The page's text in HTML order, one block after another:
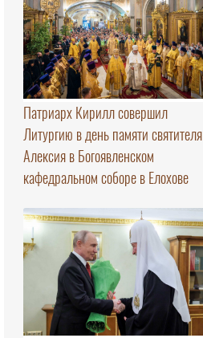
Патриарх Кирилл совершил
Литургию в день памяти святителя
Алексия в Богоявленском
кафедральном соборе в Елохове